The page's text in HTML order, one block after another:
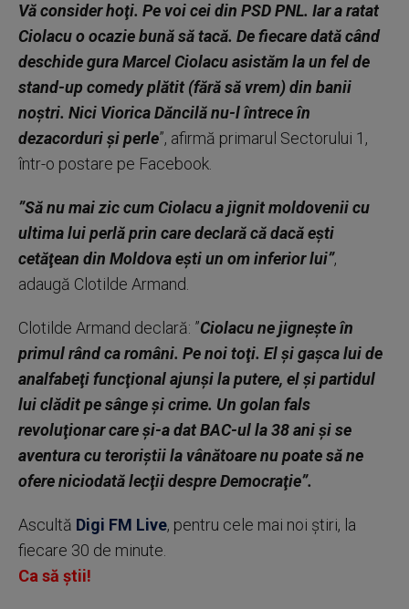
Vă consider hoţi. Pe voi cei din PSD PNL. Iar a ratat
Ciolacu o ocazie bună să tacă. De fiecare dată când
deschide gura Marcel Ciolacu asistăm la un fel de
stand-up comedy plătit (fără să vrem) din banii
noştri. Nici Viorica Dăncilă nu-l întrece în
dezacorduri şi perle”, afirmă primarul Sectorului 1,
într-o postare pe Facebook.
”Să nu mai zic cum Ciolacu a jignit moldovenii cu
ultima lui perlă prin care declară că dacă eşti
cetăţean din Moldova eşti un om inferior lui”,
adaugă Clotilde Armand.
Clotilde Armand declară: ”Ciolacu ne jigneşte în
primul rând ca români. Pe noi toţi. El şi gaşca lui de
analfabeţi funcţional ajunşi la putere, el şi partidul
lui clădit pe sânge şi crime. Un golan fals
revoluţionar care şi-a dat BAC-ul la 38 ani şi se
aventura cu teroriştii la vânătoare nu poate să ne
ofere niciodată lecţii despre Democraţie”.
Ascultă Digi FM Live, pentru cele mai noi știri, la
fiecare 30 de minute.
Ca să știi!